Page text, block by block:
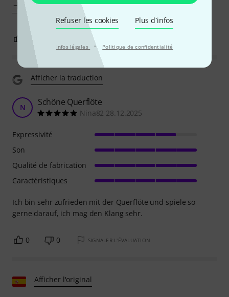
Refuser les cookies Plus d´infos
Infos légales · Politique de confidentialité
Afficher plus
SIGNALER L'ÉVALUATION
Afficher la traduction
N Schöne Querflöte
Nina82 28.12.2025
Ich bin sehr zufrieden mit der Querflöte und spiele so
gerne darauf, ich mag den Klang sehr.
Expressivité
Son
Qualité de fabrication
Caractéristiques
0 0 SIGNALER L'ÉVALUATION
Afficher l'original